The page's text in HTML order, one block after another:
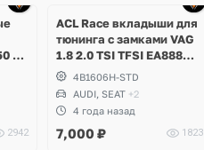
х
2942
ACL Race вкладыши для
тюнинга с замками VAG
1.8 2.0 TSI TFSI EA888
gen 1, 2, 3, EA113 Audi,
Volkswagen, Skoda, Seat
4B1606H-STD
AUDI, SEAT +2
4 года назад
7,000 ₽ 1823